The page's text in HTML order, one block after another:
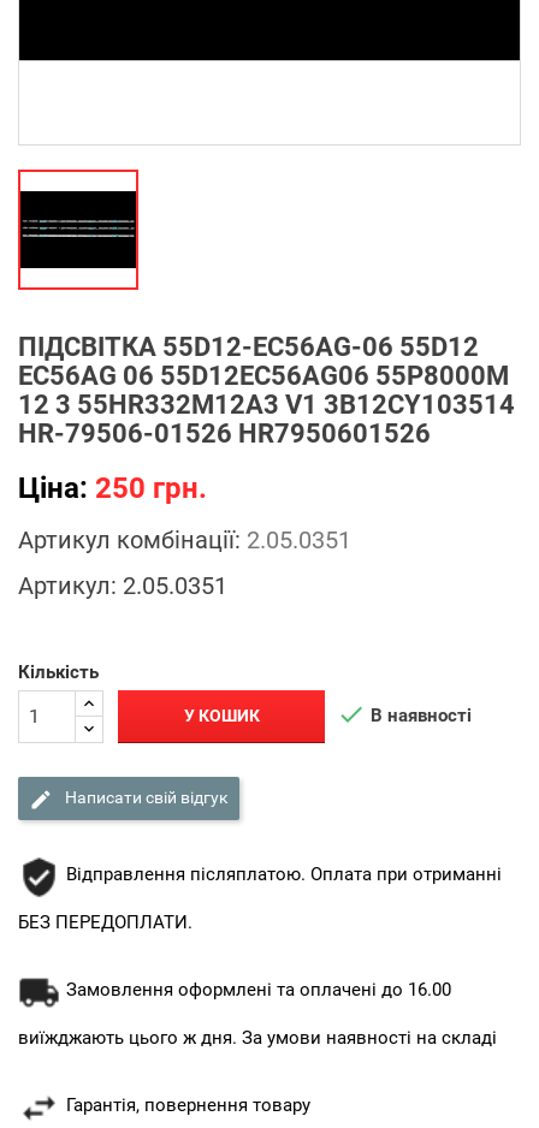
ПІДСВІТКА 55D12-EC56AG-06 55D12
EC56AG 06 55D12EC56AG06 55P8000M
12 3 55HR332M12A3 V1 3B12CY103514
HR-79506-01526 HR7950601526
Ціна: 250 грн.
Артикул комбінації: 2.05.0351
Артикул: 2.05.0351
Кількість
У КОШИК  В наявності
Написати свій відгук
Відправлення післяплатою. Оплата при отриманні
БЕЗ ПЕРЕДОПЛАТИ.
Замовлення оформлені та оплачені до 16.00
виїжджають цього ж дня. За умови наявності на складі
Гарантія, повернення товару